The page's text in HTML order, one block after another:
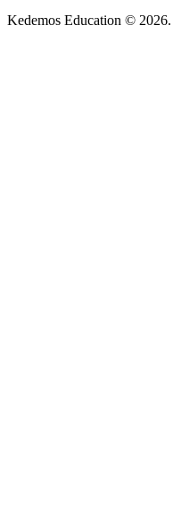
Kedemos Education ©